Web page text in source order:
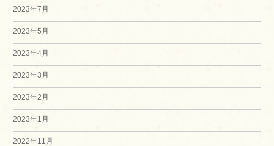
2023年7月
2023年5月
2023年4月
2023年3月
2023年2月
2023年1月
2022年11月